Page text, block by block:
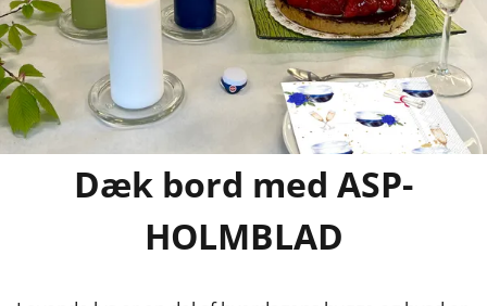
Dæk bord med ASP-
HOLMBLAD